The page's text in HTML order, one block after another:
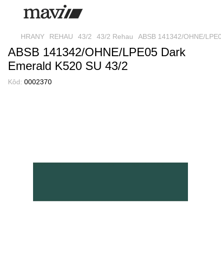
HRANY REHAU 43/2 43/2 Rehau ABSB 141342/OHNE/
ABSB 141342/OHNE/LPE05 Dark
Emerald K520 SU 43/2
Kôd: 0002370